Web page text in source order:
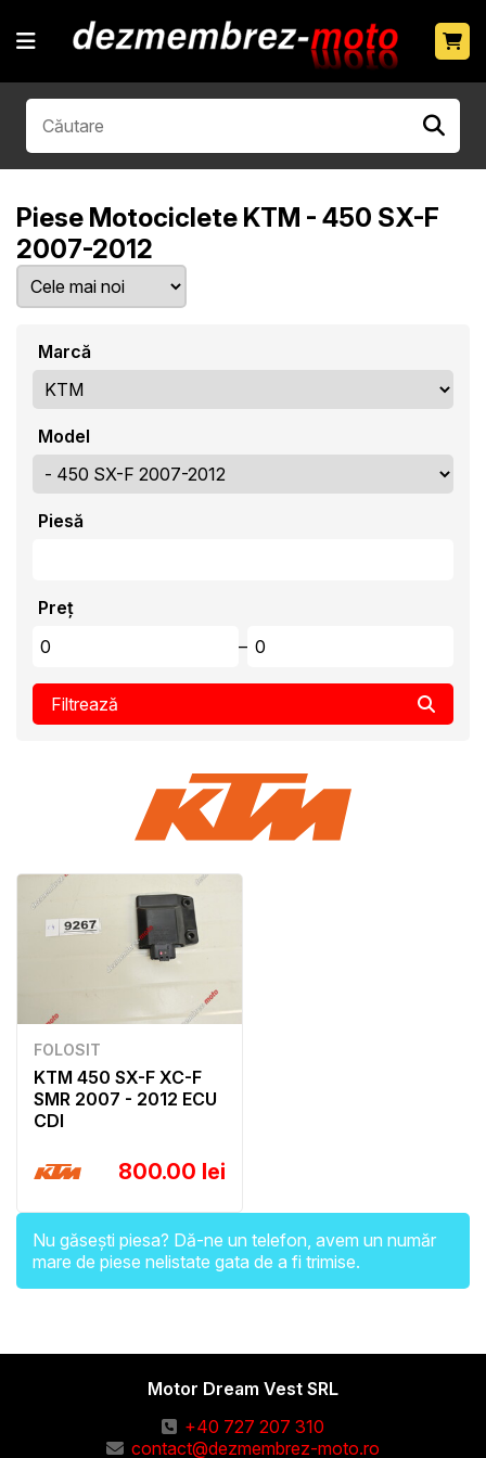
Piese Motociclete KTM - 450 SX-F
2007-2012
Marcă
Model
Piesă
Preț
–
Filtrează
FOLOSIT
KTM 450 SX-F XC-F
SMR 2007 - 2012 ECU
CDI
800.00 lei
Nu găsești piesa? Dă-ne un telefon, avem un număr
mare de piese nelistate gata de a fi trimise.
Motor Dream Vest SRL
+40 727 207 310
contact@dezmembrez-moto.ro